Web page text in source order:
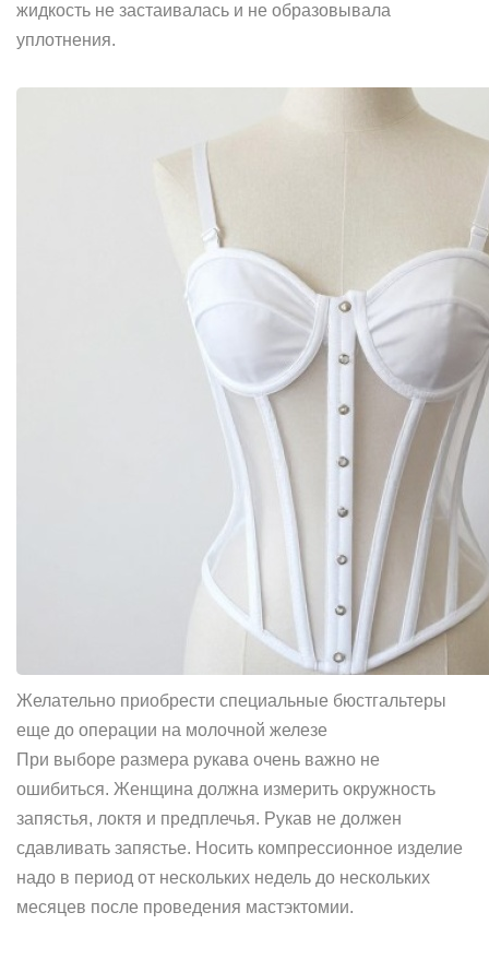
жидкость не застаивалась и не образовывала
уплотнения.
Желательно приобрести специальные бюстгальтеры
еще до операции на молочной железе
При выборе размера рукава очень важно не
ошибиться. Женщина должна измерить окружность
запястья, локтя и предплечья. Рукав не должен
сдавливать запястье. Носить компрессионное изделие
надо в период от нескольких недель до нескольких
месяцев после проведения мастэктомии.